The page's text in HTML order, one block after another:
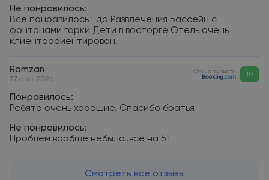
Не понравилось:
Все понравилось Еда Развлечения Бассейн с
фонтанами горки Дети в восторге Отель очень
клиентоориентирован!
Ramzan
27 апр. 2026
Отзыв туриста 10
Понравилось:
Ребята очень хорошие. Спасибо братья
Не понравилось:
Проблем вообще небыло..все на 5+
Смотреть все отзывы